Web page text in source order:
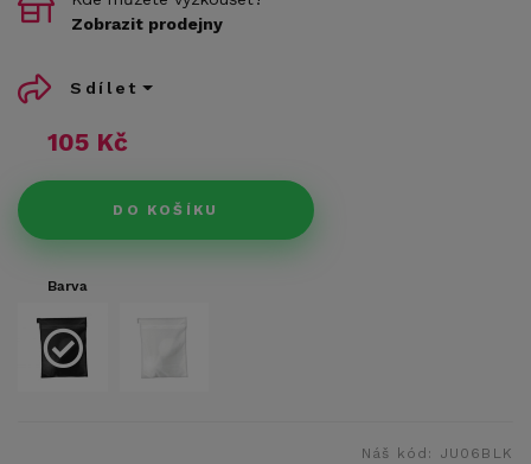
105 Kč
DO KOŠÍKU
Zobrazit prodejny
Sdílet
Barva
Náš kód: JU06BLK